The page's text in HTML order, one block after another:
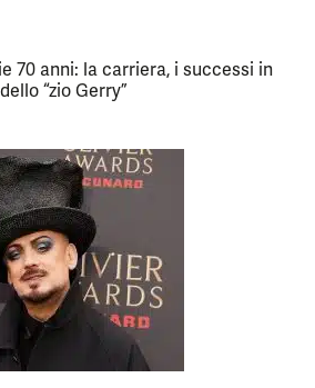
70 anni: la carriera, i successi in
“zio Gerry”